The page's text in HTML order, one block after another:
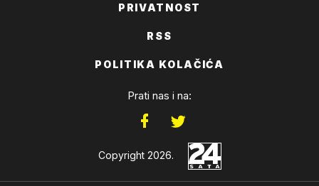
PRIVATNOST
RSS
POLITIKA KOLAČIĆA
Prati nas i na:
Copyright 2026.